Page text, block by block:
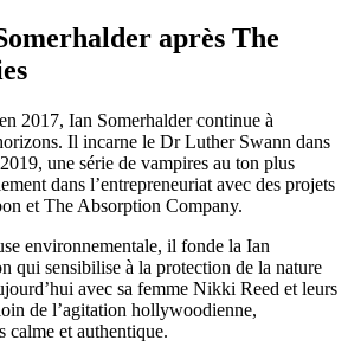
après The
2017, Ian Somerhalder continue à
Il incarne le Dr Luther Swann dans
une série de vampires au ton plus
dans l’entrepreneuriat avec des projets
et The Absorption Company.
environnementale, il fonde la Ian
qui sensibilise à la protection de la nature
avec sa femme Nikki Reed et leurs
de l’agitation hollywoodienne,
et authentique.